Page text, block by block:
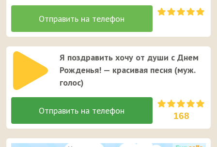
Я поздравить хочу от души с Днем
Рожденья! — красивая песня (муж.
голос)
168